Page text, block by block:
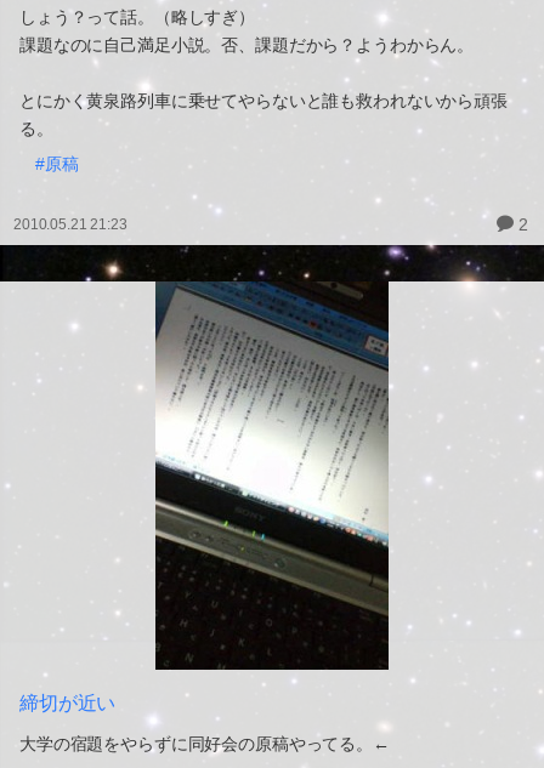
しょう？って話。（略しすぎ）
課題なのに自己満足小説。否、課題だから？ようわからん。
とにかく黄泉路列車に乗せてやらないと誰も救われないから頑張
る。
#原稿
2010.05.21 21:23 2
締切が近い
大学の宿題をやらずに同好会の原稿やってる。←